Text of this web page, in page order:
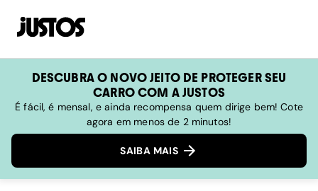
DESCUBRA O NOVO JEITO DE PROTEGER SEU
CARRO COM A JUSTOS
É fácil, é mensal, e ainda recompensa quem dirige bem! Cote
agora em menos de 2 minutos!
SAIBA MAIS